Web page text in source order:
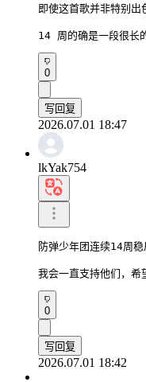
即使这首歌并非特别出
14 周的确是一段很长
0
写回复
2026.07.01 18:47
lkYak754
防弹少年团连续14周稳
我会一直支持他们，希
0
写回复
2026.07.01 18:42